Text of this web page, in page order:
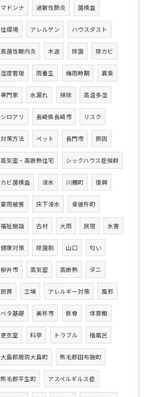
マドンナ 過敏性肺炎 菌検査
住環境 アレルゲン ハウスダスト
真菌性眼内炎 木造 除菌 除カビ
湿度管理 雨養生 梅雨時期 異臭
専門家 水漏れ 掃除 高温多湿
シロアリ 長崎県長崎市 リスク
対策方法 ペット 長門市 原因
高気密・高断熱住宅 シックハウス症候群
カビ菌検査 浸水 川棚町 復興
豪雨被害 床下浸水 東彼杵町
福祉施設 古材 大雨 民宿 水害
健康対策 除菌剤 山口 匂い
柳井市 高気密 高断熱 ダニ
厨房 工場 アレルギー対策 風邪
ベタ基礎 美祢市 鉄骨 体育館
更衣室 料亭 トラブル 檜風呂
大島郡周防大島町 熊毛郡田布施町
熊毛郡平生町 アスペルギルス症